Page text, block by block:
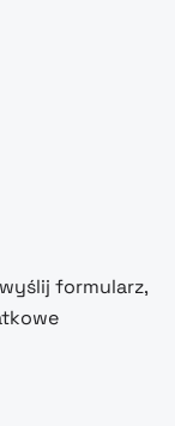
formularz,